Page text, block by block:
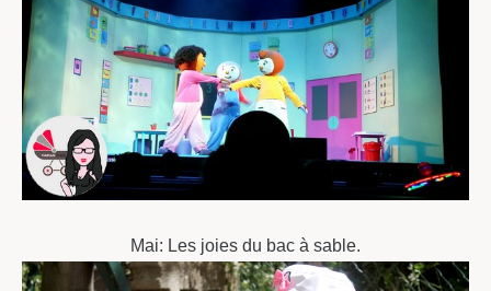
Mai: Les joies du bac à sable.